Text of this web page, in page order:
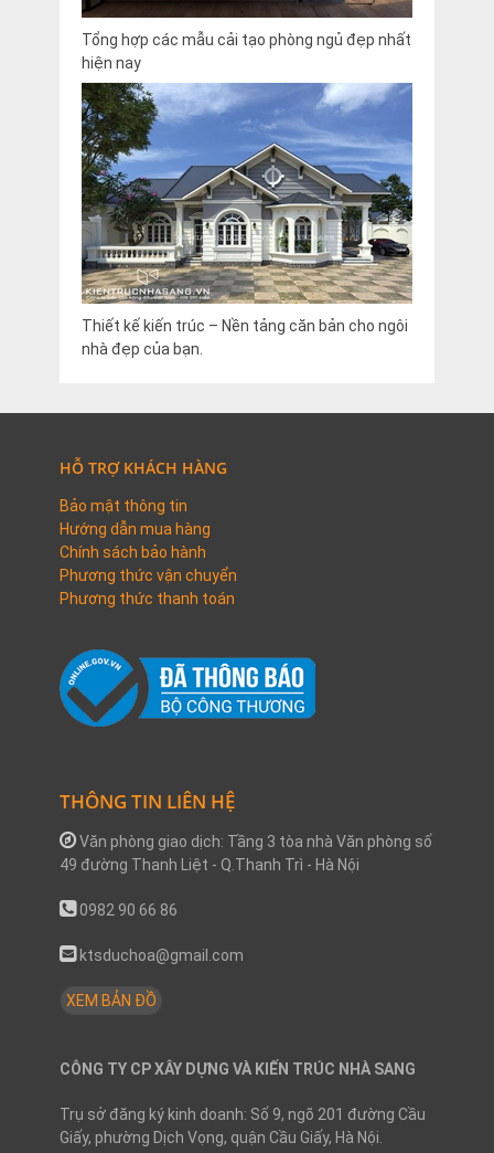
Tổng hợp các mẫu cải tạo phòng ngủ đẹp nhất
hiện nay
Thiết kế kiến trúc – Nền tảng căn bản cho ngôi
nhà đẹp của bạn.
HỖ TRỢ KHÁCH HÀNG
Bảo mật thông tin
Hướng dẫn mua hàng
Chính sách bảo hành
Phương thức vận chuyển
Phương thức thanh toán
THÔNG TIN LIÊN HỆ
Văn phòng giao dịch: Tầng 3 tòa nhà Văn phòng số
49 đường Thanh Liệt - Q.Thanh Trì - Hà Nội
0982 90 66 86
ktsduchoa@gmail.com
XEM BẢN ĐỒ
CÔNG TY CP XÂY DỰNG VÀ KIẾN TRÚC NHÀ SANG
Trụ sở đăng ký kinh doanh: Số 9, ngõ 201 đường Cầu
Giấy, phường Dịch Vọng, quận Cầu Giấy, Hà Nội.